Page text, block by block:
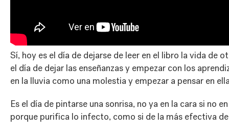
Sí, hoy es el día de dejarse de leer en el libro la vida de
el día de dejar las enseñanzas y empezar con los
en la lluvia como una molestia y empezar a pensar en
Es el día de pintarse una sonrisa, no ya en la cara si no
porque purifica lo infecto, como si de la más efectiva